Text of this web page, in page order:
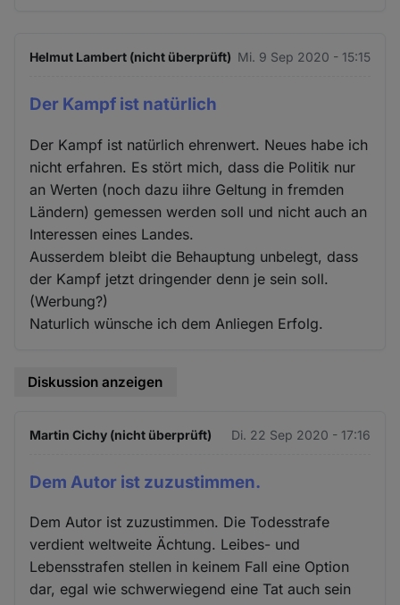
Helmut Lambert (nicht überprüft) Mi. 9 Sep 2020 - 15:15
Der Kampf ist natürlich
Der Kampf ist natürlich ehrenwert. Neues habe ich
nicht erfahren. Es stört mich, dass die Politik nur
an Werten (noch dazu iihre Geltung in fremden
Ländern) gemessen werden soll und nicht auch an
Interessen eines Landes.
Ausserdem bleibt die Behauptung unbelegt, dass
der Kampf jetzt dringender denn je sein soll.
(Werbung?)
Naturlich wünsche ich dem Anliegen Erfolg.
Diskussion anzeigen
Martin Cichy (nicht überprüft) Di. 22 Sep 2020 - 17:16
Dem Autor ist zuzustimmen.
Dem Autor ist zuzustimmen. Die Todesstrafe
verdient weltweite Ächtung. Leibes- und
Lebensstrafen stellen in keinem Fall eine Option
dar, egal wie schwerwiegend eine Tat auch sein